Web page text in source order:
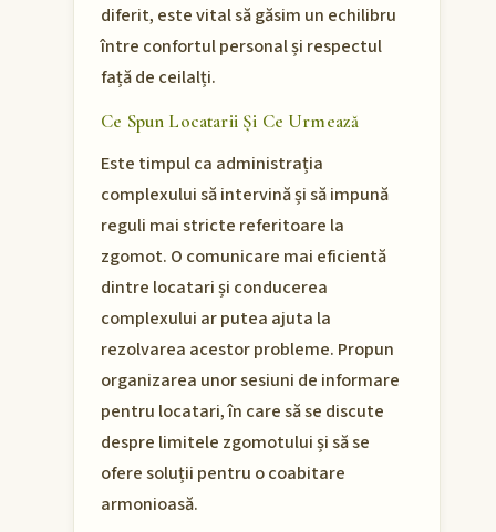
diferit, este vital să găsim un echilibru
între confortul personal și respectul
față de ceilalți.
Ce Spun Locatarii Și Ce Urmează
Este timpul ca administrația
complexului să intervină și să impună
reguli mai stricte referitoare la
zgomot. O comunicare mai eficientă
dintre locatari și conducerea
complexului ar putea ajuta la
rezolvarea acestor probleme. Propun
organizarea unor sesiuni de informare
pentru locatari, în care să se discute
despre limitele zgomotului și să se
ofere soluții pentru o coabitare
armonioasă.